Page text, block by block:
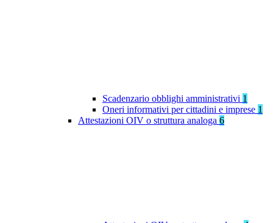
Scadenzario obblighi amministrativi 1
Oneri informativi per cittadini e imprese 1
Attestazioni OIV o struttura analoga 6